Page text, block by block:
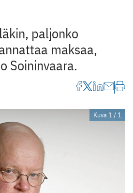
paljonko
maksaa,
Soininvaara.
Kuva 1 / 1